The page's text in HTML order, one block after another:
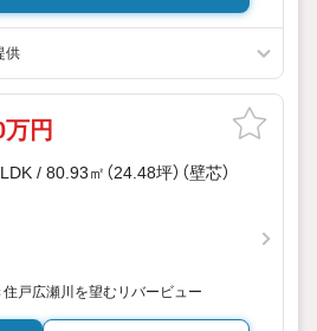
供
円
/ 80.93㎡（24.48坪）（壁芯）
戸広瀬川を望むリバービュー